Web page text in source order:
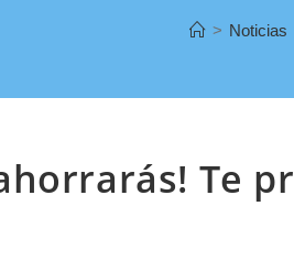
> Noticias
Te